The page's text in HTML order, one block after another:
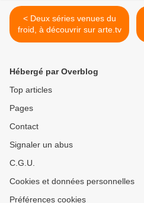
< Deux séries venues du
froid, à découvrir sur arte.tv
Hébergé par Overblog
Top articles
Pages
Contact
Signaler un abus
C.G.U.
Cookies et données personnelles
Préférences cookies